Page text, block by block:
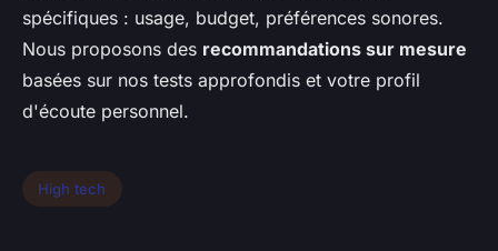
spécifiques : usage, budget, préférences sonores.
Nous proposons des recommandations sur mesure
basées sur nos tests approfondis et votre profil
d'écoute personnel.
High tech